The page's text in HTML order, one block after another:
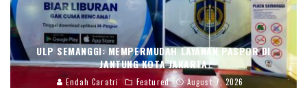
ULP SEMANGGI: MEMPERMUDAH LAYANAN PASPOR DI
JANTUNG KOTA JAKARTA
Endah Caratri Featured August 7, 2026